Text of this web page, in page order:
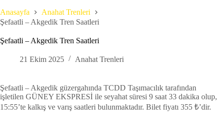
Anasayfa
Anahat Trenleri
Şefaatli – Akgedik Tren Saatleri
Şefaatli – Akgedik Tren Saatleri
21 Ekim 2025 Anahat Trenleri
Şefaatli – Akgedik güzergahında TCDD Taşımacılık tarafından
işletilen GÜNEY EKSPRESİ ile seyahat süresi 9 saat 33 dakika olup,
15:55’te kalkış ve varış saatleri bulunmaktadır. Bilet fiyatı 355 ₺’dir.